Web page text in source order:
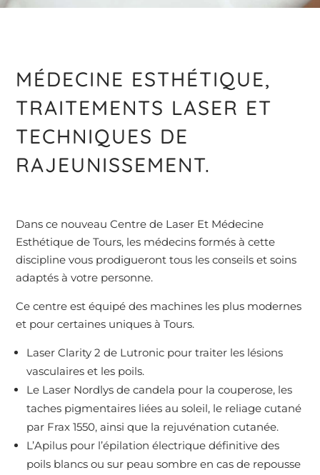
MÉDECINE ESTHÉTIQUE,
TRAITEMENTS LASER ET
TECHNIQUES DE
RAJEUNISSEMENT.
Dans ce nouveau Centre de Laser Et Médecine
Esthétique de Tours, les médecins formés à cette
discipline vous prodigueront tous les conseils et soins
adaptés à votre personne.
Ce centre est équipé des machines les plus modernes
et pour certaines uniques à Tours.
Laser Clarity 2 de Lutronic pour traiter les lésions
vasculaires et les poils.
Le Laser Nordlys de candela pour la couperose, les
taches pigmentaires liées au soleil, le reliage cutané
par Frax 1550, ainsi que la rejuvénation cutanée.
L’Apilus pour l’épilation électrique définitive des
poils blancs ou sur peau sombre en cas de repousse